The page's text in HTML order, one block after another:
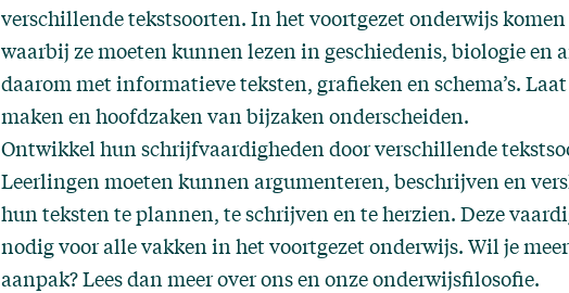
verschillende tekstsoorten. In het voortgezet onderwijs komen
waarbij ze moeten kunnen lezen in geschiedenis, biologie en
daarom met informatieve teksten, grafieken en schema’s.
maken en hoofdzaken van bijzaken onderscheiden.
Ontwikkel hun schrijfvaardigheden door verschillende
Leerlingen moeten kunnen argumenteren, beschrijven en
hun teksten te plannen, te schrijven en te herzien. Deze
nodig voor alle vakken in het voortgezet onderwijs. Wil je
aanpak? Lees dan meerover onsen onze onderwijsfilosofie.